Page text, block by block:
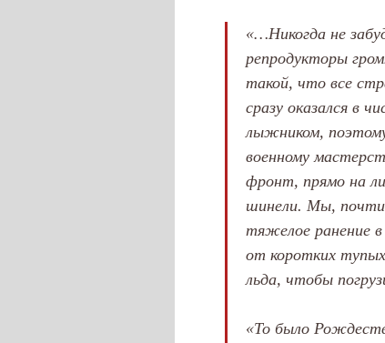
«…Никогда не
репродукторы
такой, что все
сразу оказался в
лыжником,
военному
фронт, прямо на
шинели. Мы, почти
тяжелое ранение
от коротких тупых
льда, чтобы
«То было